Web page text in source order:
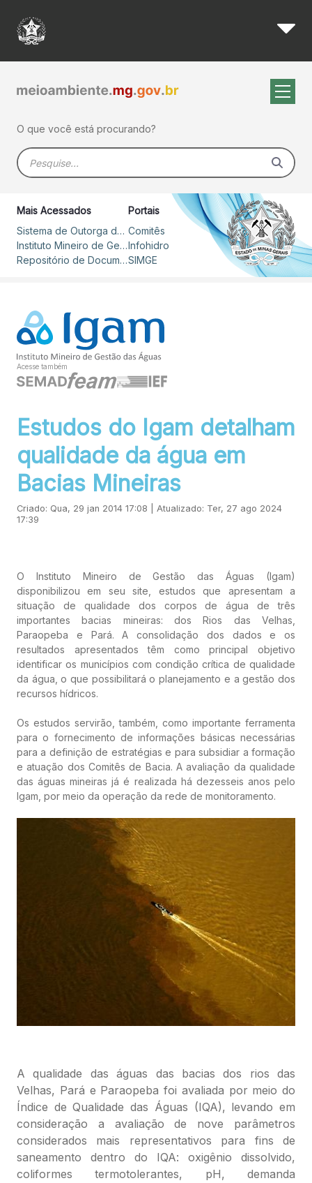
Pular para o Conteúdo principal
Estudos do Igam detalham
O que você está procurando?
Barra de busca
Mais Acessados
Sistema de Outorga de Direito de Uso de Recursos Hídricos – SOUT
Instituto Mineiro de Gestão das Águas
Repositório de Documentos
Portais
Comitês
Infohidro
SIMGE
Acesse também
Estudos do Igam detalham
qualidade da água em
Bacias Mineiras
Criado: Qua, 29 jan 2014 17:08 | Atualizado: Ter, 27 ago 2024
17:39
O Instituto Mineiro de Gestão das Águas (Igam)
disponibilizou em seu site, estudos que apresentam a
situação de qualidade dos corpos de água de três
importantes bacias mineiras: dos Rios das Velhas,
Paraopeba e Pará. A consolidação dos dados e os
resultados apresentados têm como principal objetivo
identificar os municípios com condição crítica de qualidade
da água, o que possibilitará o planejamento e a gestão dos
recursos hídricos.
Os estudos servirão, também, como importante ferramenta
para o fornecimento de informações básicas necessárias
para a definição de estratégias e para subsidiar a formação
e atuação dos Comitês de Bacia. A avaliação da qualidade
das águas mineiras já é realizada há dezesseis anos pelo
Igam, por meio da operação da rede de monitoramento.
A qualidade das águas das bacias dos rios das
Velhas, Pará e Paraopeba foi avaliada por meio do
Índice de Qualidade das Águas (IQA), levando em
consideração a avaliação de nove parâmetros
considerados mais representativos para fins de
saneamento dentro do IQA: oxigênio dissolvido,
coliformes termotolerantes, pH, demanda